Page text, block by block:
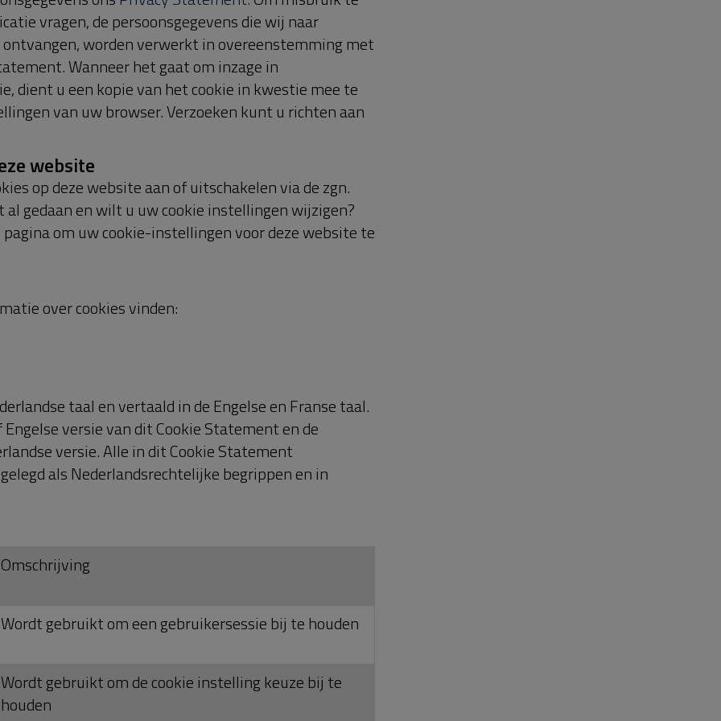
als Nederlandsrechtelijke begrippen en in
Omschrijving
Wordt gebruikt om een gebruikersessie bij te houden
Wordt gebruikt om de cookie instelling keuze bij te
houden
Wordt gebruikt om de taal instelling bij te houden
hoe de bezoeker de website gebruikt
hoe de bezoeker de website gebruikt